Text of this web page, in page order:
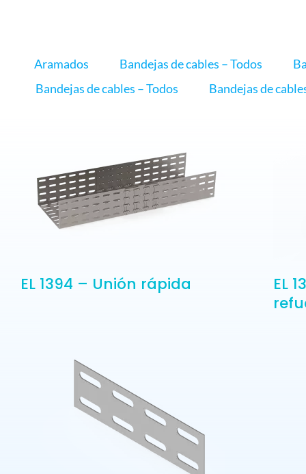
Aramados Bandejas de cables – Todos
Bandejas de cables – Todos
Bandejas de
EL 1394 – Unión rápida
EL